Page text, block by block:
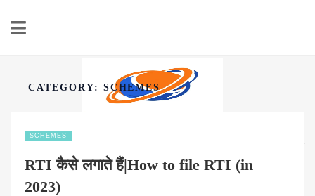
पर्सनल फाइनेंस, सोलर एनर्जी और इलेक्ट्रिक व्हीकल (EV) की ताज़ा जानकारी
CATEGORY: SCHEMES
SCHEMES
RTI कैसे लगाते हैं|How to file RTI (in
2023)